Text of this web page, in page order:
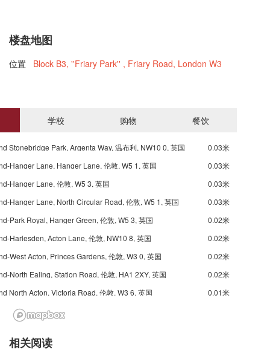
楼盘地图
位置 Block B3, ''Friary Park'' , Friary Road, London W3
学校 购物 餐饮
Stonebridge Park, Argenta Way, 温布利, NW10 0, 英国
0.03米
Hanger Lane, Hanger Lane, 伦敦, W5 1, 英国
0.03米
Hanger Lane, 伦敦, W5 3, 英国
0.03米
Hanger Lane, North Circular Road, 伦敦, W5 1, 英国
0.03米
Park Royal, Hanger Green, 伦敦, W5 3, 英国
0.02米
Harlesden, Acton Lane, 伦敦, NW10 8, 英国
0.02米
West Acton, Princes Gardens, 伦敦, W3 0, 英国
0.02米
North Ealing, Station Road, 伦敦, HA1 2XY, 英国
0.02米
North Acton, Victoria Road, 伦敦, W3 6, 英国
0.01米
Acton Town, Gunnersbury Lane, 伦敦, W3 8, 英国
相关阅读